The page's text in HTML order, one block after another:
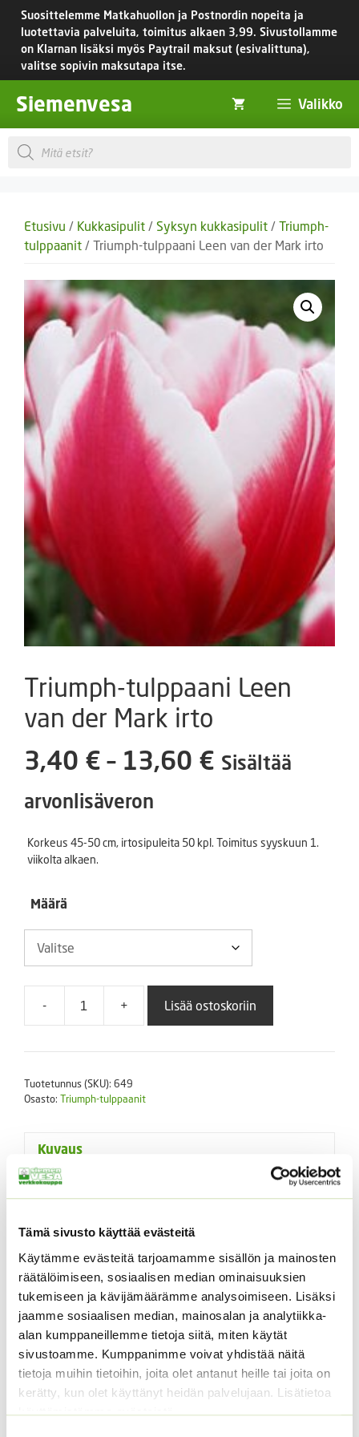
Tämä sivusto käyttää evästeitä
Käytämme evästeitä tarjoamamme sisällön ja mainosten
räätälöimiseen, sosiaalisen median ominaisuuksien
tukemiseen ja kävijämäärämme analysoimiseen. Lisäksi
jaamme sosiaalisen median, mainosalan ja analytiikka-
alan kumppaneillemme tietoja siitä, miten käytät
sivustoamme. Kumppanimme voivat yhdistää näitä
tietoja muihin tietoihin, joita olet antanut heille tai joita on
kerätty, kun olet käyttänyt heidän palvelujaan. Lisätietoa
käyttämistämme evästeistä
Siirry
sisältöön
Suosittelemme Matkahuollon ja Postnordin nopeita ja
luotettavia palveluita, toimitus alkaen 3,99. Sivustollamme
on Klarnan lisäksi myös Paytrail maksut (esivalittuna),
valitse sopivin maksutapa itse.
Siemenvesa Valikko
Products
search
Etusivu / Kukkasipulit / Syksyn kukkasipulit / Triumph-
tulppaanit / Triumph-tulppaani Leen van der Mark irto
Triumph-tulppaani Leen
van der Mark irto
3,40 € – 13,60 €
-
Sisältää
arvonlisäveron
Korkeus 45-50 cm, irtosipuleita 50 kpl. Toimitus syyskuun 1.
viikolta alkaen.
Määrä
-
Triumph-
Leen
+ Lisää ostoskoriin
Tuotetunnus (SKU): 649
Osasto: Triumph-tulppaanit
Kuvaus
Lisätiedot
Kuvaus
Punainen valkoisella reunalla. Sipulin koko 12 +.
Tulppaanit istutetaan syyskuusta alkaen niin pitkään
kuin maahan saa kaivetuiksi istutuskuopat.
Istutussyvyys 10-15 cm.Tulppaanin sipuli kukkii vain
kerran, minkä jälkeen se kehittää vaihtelevan määrän
sivusipuleita. Isoimmat näistä saattavat kukkia jo
seuraavana vuonna, pienillä vie pitemmän ajan kasvaa